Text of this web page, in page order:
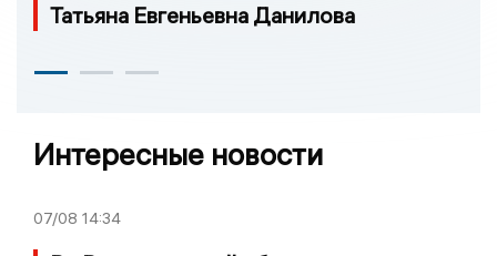
Татьяна Евгеньевна Данилова
Интересные новости
07/08 14:34